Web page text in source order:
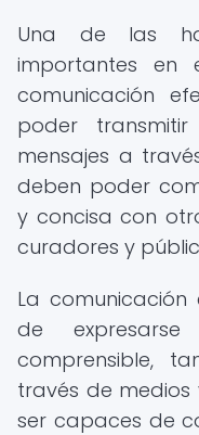
Una de las
importantes
comunicación
poder
mensajes a
deben poder
y concisa con
curadores y
La
de
comprensible,
través de medios
ser capaces de